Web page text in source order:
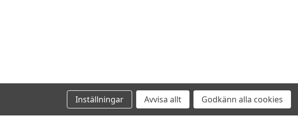
Inställningar Avvisa allt Godkänn alla cookies